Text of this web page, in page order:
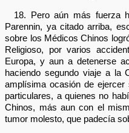
18. Pero aún más fuerza
Parennin, ya citado arriba,
sobre los Médicos Chinos
Religioso, por varios
Europa, y aun a detenerse
haciendo segundo viaje a la
amplísima ocasión de
particulares, a quienes no
Chinos, más aun con el
tumor molesto, que padecía